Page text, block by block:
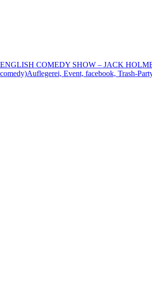
ENGLISH COMEDY SHOW – JACK
comedy)Auflegerei, Event, facebook, Trash-